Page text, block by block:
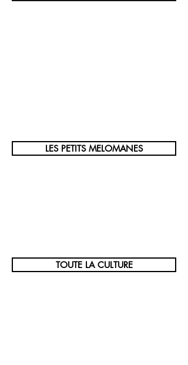
LES PETITS MELOMANES
TOUTE LA CULTURE